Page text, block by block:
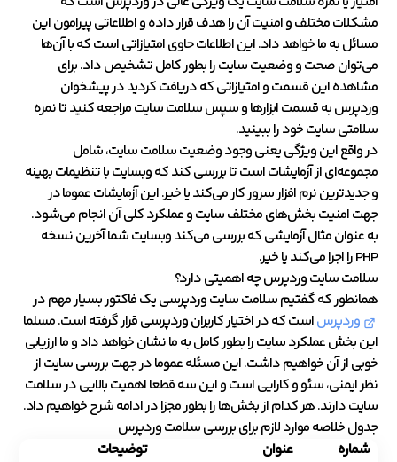
مشکلات مختلف و امنیت آن را هدف قرار داده و اطلاعاتی پیرامون این
مسائل به ما خواهد داد. این اطلاعات حاوی امتیازاتی است که با آن‌ها
می‌توان صحت و وضعیت سایت را بطور کامل تشخیص داد. برای
مشاهده این قسمت و امتیازاتی که دریافت کردید در پیشخوان
وردپرس به قسمت ابزارها و سپس سلامت سایت مراجعه کنید تا نمره
سلامتی سایت خود را ببینید.
در واقع این ویژگی یعنی وجود وضعیت سلامت سایت، شامل
مجموعه‌ای از آزمایشات است تا بررسی کند که وبسایت با تنظیمات بهینه
و جدیدترین نرم افزار سرور کار می‌کند یا خیر. این آزمایشات عموما در
جهت امنیت بخش‌های مختلف سایت و عملکرد کلی آن انجام می‌شود.
به عنوان مثال آزمایشی که بررسی می‌کند وبسایت شما آخرین نسخه
PHP را اجرا می‌کند یا خیر.
سلامت سایت وردپرس چه اهمیتی دارد؟
همانطور که گفتیم سلامت سایت وردپرسی یک فاکتور بسیار مهم در
وردپرساست که در اختیار کاربران وردپرسی قرار گرفته است. مسلما
این بخش عملکرد سایت را بطور کامل به ما نشان خواهد داد و ما ارزیابی
خوبی از آن خواهیم داشت. این مسئله عموما در جهت بررسی سایت از
نظر ایمنی، سئو و کارایی است و این سه قطعا اهمیت بالایی در سلامت
سایت دارند. هر کدام از بخش‌ها را بطور مجزا در ادامه شرح خواهیم داد.
جدول خلاصه موارد لازم برای بررسی سلامت وردپرس
شماره
عنوان توضیحات